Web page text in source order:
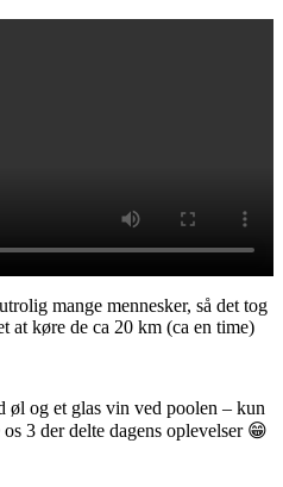
mange mennesker, så det tog
at køre de ca 20 km (ca en time)
øl og et glas vin ved poolen – kun
3 der delte dagens oplevelser 😁